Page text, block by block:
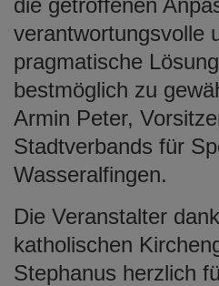
die getroffenen
verantwortungsvolle
pragmatische
bestmöglich zu
Armin Peter,
Stadtverbands für
Wasseralfingen.
Die Veranstalter
katholischen
Stephanus herzlich